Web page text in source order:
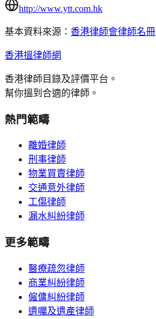
http://www.ytt.com.hk
基本資料來源： 香港律師會律師名冊
香港搵律師網
香港律師目錄及評價平台。
幫你搵到合適的律師。
熱門範疇
離婚律師
刑事律師
物業買賣律師
交通意外律師
工傷律師
漏水糾紛律師
更多範疇
醫療疏忽律師
商業糾紛律師
僱傭糾紛律師
遺囑及遺產律師